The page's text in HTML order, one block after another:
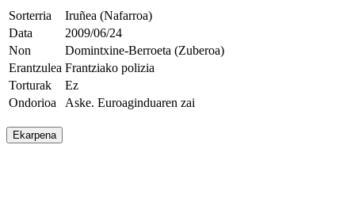
Sorterria
Iruñea (Nafarroa)
Data
2009/06/24
Non
Domintxine-Berroeta (Zuberoa)
Erantzulea Frantziako polizia
Torturak
Ez
Ondorioa
Aske. Euroaginduaren zai